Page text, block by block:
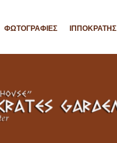
ΦΩΤΟΓΡΑΦΊΕΣ ΙΠΠΟΚΡΑΤΗΣ